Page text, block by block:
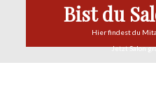
Bist du
Hier findest du
Jetzt Salon